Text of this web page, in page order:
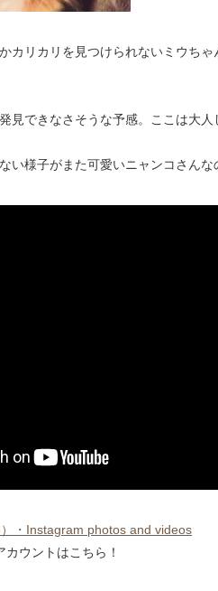
カリカリを見つけられないミウち
見できなさそうな予感。ここは大
い様子がまた可愛いニャンコさん
・Instagram photos and videos
ウントはこちら！